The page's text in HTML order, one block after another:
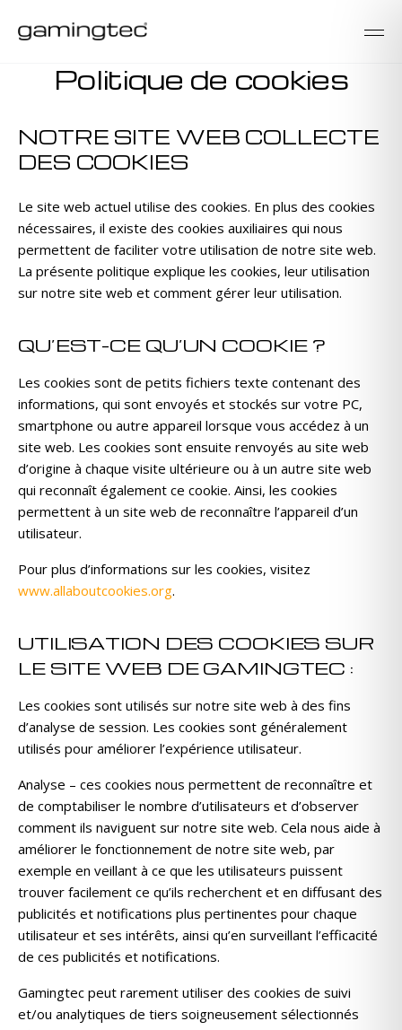
Politique de cookies
NOTRE SITE WEB COLLECTE
DES COOKIES
Le site web actuel utilise des cookies. En plus des cookies
nécessaires, il existe des cookies auxiliaires qui nous
permettent de faciliter votre utilisation de notre site web.
La présente politique explique les cookies, leur utilisation
sur notre site web et comment gérer leur utilisation.
QU’EST-CE QU’UN COOKIE ?
Les cookies sont de petits fichiers texte contenant des
informations, qui sont envoyés et stockés sur votre PC,
smartphone ou autre appareil lorsque vous accédez à un
site web. Les cookies sont ensuite renvoyés au site web
d’origine à chaque visite ultérieure ou à un autre site web
qui reconnaît également ce cookie. Ainsi, les cookies
permettent à un site web de reconnaître l’appareil d’un
utilisateur.
Pour plus d’informations sur les cookies, visitez
www.allaboutcookies.org.
UTILISATION DES COOKIES SUR
LE SITE WEB DE GAMINGTEC :
Les cookies sont utilisés sur notre site web à des fins
d’analyse de session. Les cookies sont généralement
utilisés pour améliorer l’expérience utilisateur.
Analyse – ces cookies nous permettent de reconnaître et
de comptabiliser le nombre d’utilisateurs et d’observer
comment ils naviguent sur notre site web. Cela nous aide à
améliorer le fonctionnement de notre site web, par
exemple en veillant à ce que les utilisateurs puissent
trouver facilement ce qu’ils recherchent et en diffusant des
publicités et notifications plus pertinentes pour chaque
utilisateur et ses intérêts, ainsi qu’en surveillant l’efficacité
de ces publicités et notifications.
Gamingtec peut rarement utiliser des cookies de suivi
et/ou analytiques de tiers soigneusement sélectionnés